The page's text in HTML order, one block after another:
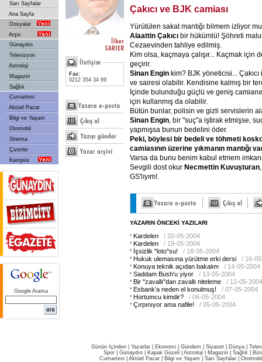
Sarı Sayfalar
Ana Sayfa
Dosyalar
Arşiv
Günaydın
Televizyon
Astroloji
Magazin
Sağlık
Cumartesi
Aktüel Pazar
Bilgi ve Yaşam
Otomobil
Sinema
Çizerler
Kampüs
Google Arama
Fax:
0212 354 34 69
Çakıcı ve BJK camiası
Yürütülen sakat mantığı bilmem izliyor
Alaattin Çakıcı bir hükümlü! Şöhreti
Cezaevinden tahliye edilmiş.
Kim olsa, kaçmaya çalışır... Kaçmak için
geçirir.
Sinan Engin kim? BJK yöneticisi...
ve sairesi olabilir. Kendisine kalmış bir
İçinde bulunduğu güçlü ve geniş
için kullanmış da olabilir.
Bütün bunlar, polisin ve gizli servislerin
Sinan Engin , bir "suç"a iştirak etmişse,
yapmışsa bunun bedelini öder.
Peki, böylesi bir bedeli ve töhmeti
camiasının üzerine yıkmanın mantığı
Varsa da bunu benim kabul etmem
Sevgili dost okur Necmettin Kuvuşturan
GS'lıyım!.
YAZARIN ÖNCEKİ YAZILARI
Kardelen
/ 20-05-2004
Kardelen
/ 19-05-2004
İşsizlik "loto"su!
/ 18-05-2004
Hukuk ulemasına yürütme erki dersi
/ 16-
Konuya teknik açıdan bakalım
/ 14-05-2004
Saddam Bush'u yiyor
/ 13-05-2004
Bir "zavallı"dan zavallı niteleme
/ 12-05-2004
Esbank'a neden el konulmuş!
/ 07-05-2004
Hortumcu kimdir?
/ 06-05-2004
Çırpınıyor ama nafile!
/ 05-05-2004
Günün İçinden Yazarlar Ekonomi Gündem Siyaset Dünya |
Spor
Günaydın Kapak Güzeli Astroloji Magazin Sağlık
Cumartesi
Aktüel Pazar Bilgi ve Yaşam Sarı Sayfalar Otomobil